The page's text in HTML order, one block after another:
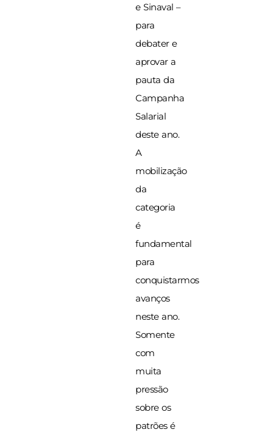
e Sinaval –
para
debater e
aprovar a
pauta da
Campanha
Salarial
deste ano.
A
mobilização
da
categoria
é
fundamental
para
conquistarmos
avanços
neste ano.
Somente
com
muita
pressão
sobre os
patrões é